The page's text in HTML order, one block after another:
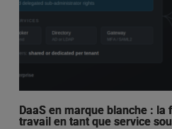
DaaS en marque blanche :
travail en tant que service